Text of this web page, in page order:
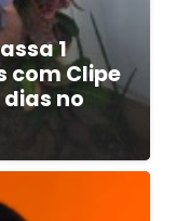
1
com Clipe
dias no